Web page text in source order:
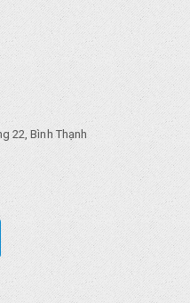
22, Bình Thạnh